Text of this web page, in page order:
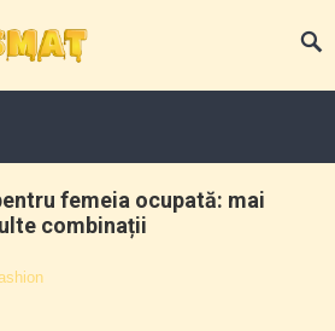
femeia ocupată: mai
combinații